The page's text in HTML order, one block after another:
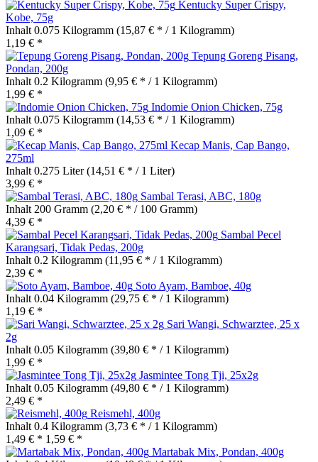
Kentucky Super Crispy,
Kobe, 75g
Inhalt 0.075 Kilogramm (15,87 € * / 1 Kilogramm)
1,19 € *
Tepung Goreng Pisang,
Pondan, 200g
Inhalt 0.2 Kilogramm (9,95 € * / 1 Kilogramm)
1,99 € *
Indomie Onion Chicken, 75g
Inhalt 0.075 Kilogramm (14,53 € * / 1 Kilogramm)
1,09 € *
Kecap Manis, Cap Bango,
275ml
Inhalt 0.275 Liter(14,51 € * / 1 Liter)
3,99 € *
Sambal Terasi, ABC, 180g
Inhalt 200 Gramm (2,20 € * / 100 Gramm)
4,39 € *
Sambal Pecel
Karangsari, Tidak Pedas, 200g
Inhalt 0.2 Kilogramm (11,95 € * / 1 Kilogramm)
2,39 € *
Soto Ayam, Bamboe, 40g
Inhalt 0.04 Kilogramm (29,75 € * / 1 Kilogramm)
1,19 € *
Sari Wangi, Schwarztee, 25 x
2g
Inhalt 0.05 Kilogramm (39,80 € * / 1 Kilogramm)
1,99 € *
Jasmintee Tong Tji, 25x2g
Inhalt 0.05 Kilogramm (49,80 € * / 1 Kilogramm)
2,49 € *
Reismehl, 400g
Inhalt 0.4 Kilogramm (3,73 € * / 1 Kilogramm)
1,49 € * 1,59 € *
Martabak Mix, Pondan, 400g